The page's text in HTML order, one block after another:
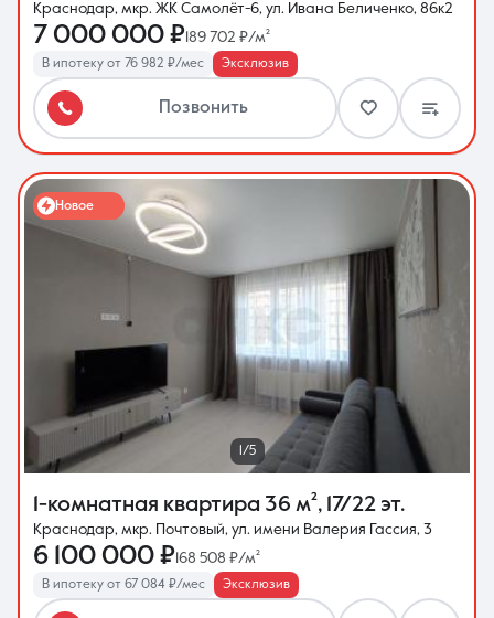
Краснодар, мкр. ЖК Самолёт-6, ул. Ивана Беличенко, 86к2
7 000 000 ₽ 189 702 ₽/м²
В ипотеку от 76 982 ₽/мес Эксклюзив
Позвонить
1/5
1-комнатная квартира 36 м², 17/22 эт.
Краснодар, мкр. Почтовый, ул. имени Валерия Гассия, 3
6 100 000 ₽168 508 ₽/м²
В ипотеку от 67 084 ₽/мес Эксклюзив
Новое